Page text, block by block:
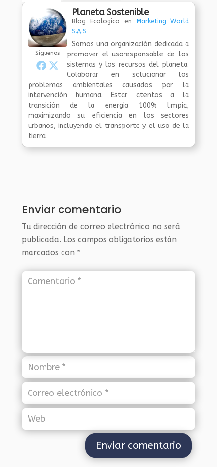
Síguenos
Planeta Sostenible
Blog Ecologico en Marketing World
S.A.S
Somos una organización dedicada a
promover el usoresponsable de los
sistemas y los recursos del planeta.
Colaborar en solucionar los
problemas ambientales causados por la
intervención humana. Estar atentos a la
transición de la energía 100% limpia,
maximizando su eficiencia en los sectores
urbanos, incluyendo el transporte y el uso de la
tierra.
Enviar comentario
Tu dirección de correo electrónico no será
publicada. Los campos obligatorios están
marcados con *